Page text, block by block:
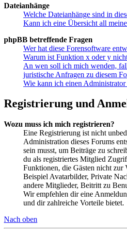
Dateianhänge
Welche Dateianhänge sind in
Kann ich eine Übersicht all
phpBB betreffende Fragen
Wer hat diese Forensoftware
Warum ist Funktion x oder y
An wen soll ich mich wenden,
juristische Anfragen zu diesem
Wie kann ich einen
Registrierung und
Wozu muss ich mich registrieren?
Eine Registrierung ist nicht
Administration dieses Forums
sein musst, um Beiträge zu
du als registriertes Mitglied
Funktionen, die Gästen nicht zur
Beispiel Avatarbilder, Private
andere Mitglieder, Beitritt zu
Wir empfehlen dir eine
und dir zahlreiche Vorteile bietet.
Nach oben